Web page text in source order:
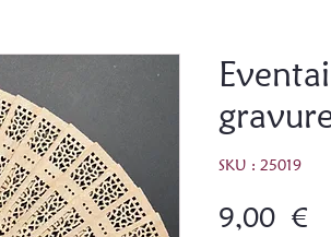
SKU : 25019
9,00 €